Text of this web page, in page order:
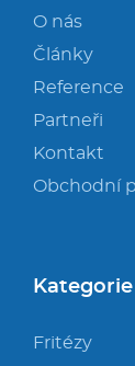
O nás
Články
Reference
Partneři
Kontakt
Obchodní
Fritézy